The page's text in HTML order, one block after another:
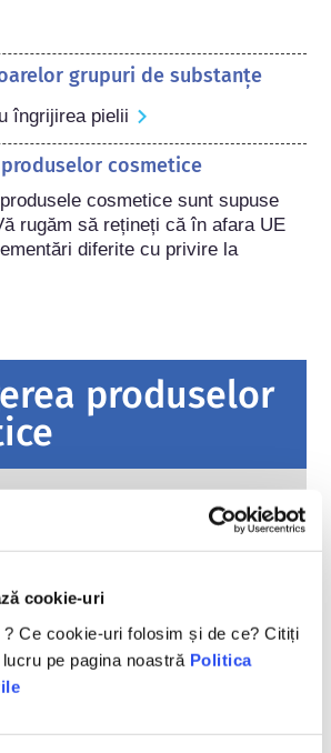
cookie-uri
Ce cookie-uri folosim și de ce? Citiți
pe pagina noastră Politica
grupuri de substanțe
îngrijirea pielii
cosmetice
cosmetice sunt supuse
rugăm să rețineți că în afara UE
diferite cu privire la
produselor
că produsele cosmetice
sigure pentru utilizare.
naționale și europene
împart responsabilitatea de a
cosmetice în siguranță.
știu despre perturbatorii
sunt „perturbatori